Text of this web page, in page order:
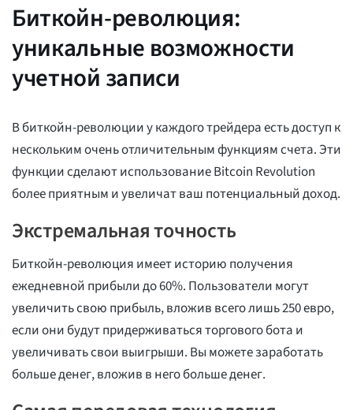
Биткойн-революция:
уникальные возможности
учетной записи
В биткойн-революции у каждого трейдера есть доступ к
нескольким очень отличительным функциям счета. Эти
функции сделают использование Bitcoin Revolution
более приятным и увеличат ваш потенциальный доход.
Экстремальная точность
Биткойн-революция имеет историю получения
ежедневной прибыли до 60%. Пользователи могут
увеличить свою прибыль, вложив всего лишь 250 евро,
если они будут придерживаться торгового бота и
увеличивать свои выигрыши. Вы можете заработать
больше денег, вложив в него больше денег.